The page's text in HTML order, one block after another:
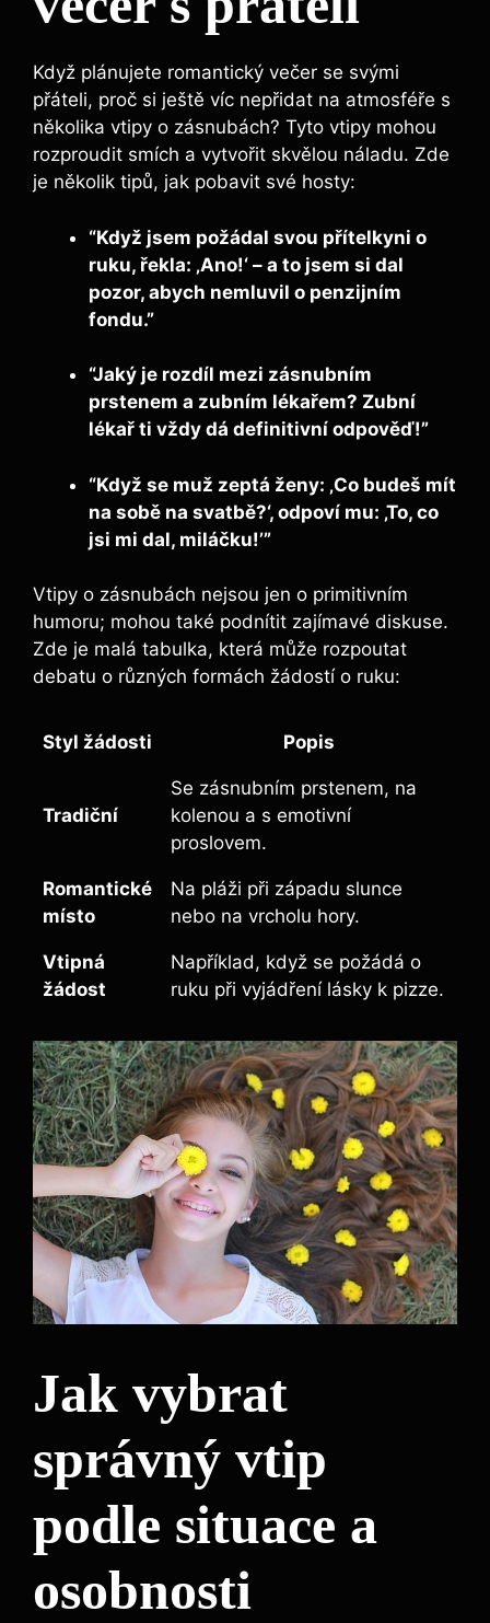
Když plánujete romantický večer se svými
přáteli, proč si ještě víc nepřidat na atmosféře s
několika vtipy o zásnubách? Tyto vtipy mohou
rozproudit smích a vytvořit skvělou náladu. Zde
je několik tipů, jak pobavit své hosty:
“Když jsem požádal svou přítelkyni o
ruku, řekla: ‚Ano!‘ – a to jsem si dal
pozor, abych nemluvil o penzijním
fondu.”
“Jaký je rozdíl mezi zásnubním
prstenem a zubním lékařem? Zubní
lékař ti vždy dá definitivní odpověď!”
“Když se muž zeptá ženy: ‚Co budeš mít
na sobě na svatbě?‘, odpoví mu: ‚To, co
jsi mi dal, miláčku!’”
Vtipy o zásnubách nejsou jen o primitivním
humoru; mohou také podnítit zajímavé diskuse.
Zde je malá tabulka, která může rozpoutat
debatu o různých formách žádostí o ruku:
Styl žádosti Popis
Tradiční
Se zásnubním prstenem, na
kolenou a s emotivní
proslovem.
Romantické
místo
Na pláži při západu slunce
nebo na vrcholu hory.
Vtipná
žádost
Například, když se požádá o
ruku při vyjádření lásky k pizze.
Jak vybrat
správný vtip
podle situace a
osobnosti